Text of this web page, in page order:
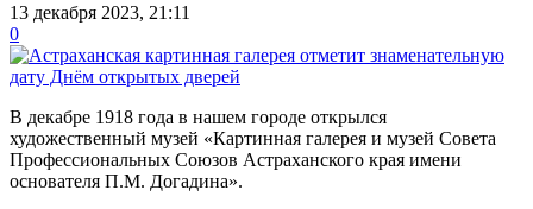
13 декабря 2023, 21:11
0
В декабре 1918 года в нашем городе открылся
художественный музей «Картинная галерея и музей Совета
Профессиональных Союзов Астраханского края имени
основателя П.М. Догадина».